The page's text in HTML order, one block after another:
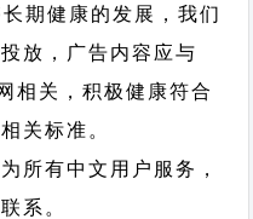
期健康的发展，我们
放，广告内容应与
相关，积极健康符合
关标准。
所有中文用户服务，
系。